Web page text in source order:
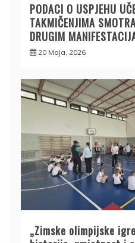
PODACI O USPJEHU
TAKMIČENJIMA
DRUGIM
20 Maja, 2026
„Zimske olimpijske